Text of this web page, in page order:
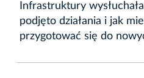
Infrastruktury
podjęto działania i jak
przygotować się do